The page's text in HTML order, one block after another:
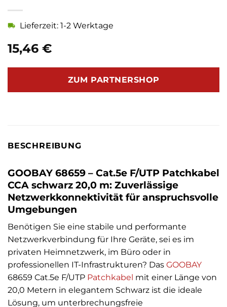
15,46 €
Lieferzeit: 1-2 Werktage
ZUM PARTNERSHOP
BESCHREIBUNG
GOOBAY 68659 – Cat.5e F/UTP Patchkabel
CCA schwarz 20,0 m: Zuverlässige
Netzwerkkonnektivität für anspruchsvolle
Umgebungen
Benötigen Sie eine stabile und performante
Netzwerkverbindung für Ihre Geräte, sei es im
privaten Heimnetzwerk, im Büro oder in
professionellen IT-Infrastrukturen? Das GOOBAY
68659 Cat.5e F/UTP Patchkabel mit einer Länge von
20,0 Metern in elegantem Schwarz ist die ideale
Lösung, um unterbrechungsfreie